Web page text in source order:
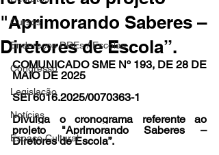
Cursos
Endereços DREs / Escolas
Congresso
Legislação
Notícias
Espaço Cultural
"Aprimorando Saberes –
Diretores de Escola”.
COMUNICADO SME Nº 193, DE 28 DE
MAIO DE 2025
SEI 6016.2025/0070363-1
Divulga o cronograma referente ao
projeto "Aprimorando Saberes –
Diretores de Escola”.